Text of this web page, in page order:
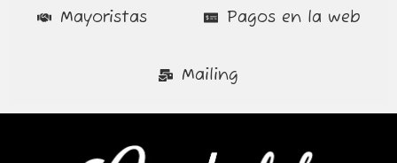
Mayoristas Pagos en la web
Mailing